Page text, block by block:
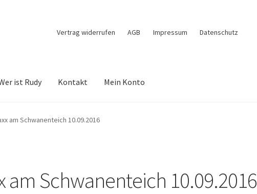
Vertrag widerrufen AGB Impressum Datenschutz
ist Rudy Kontakt Mein Konto
Conny Kanik Datenschutz Echtheit von Bewertungen
am Schwanenteich 10.09.2016
am Schwanenteich 10.09.2016